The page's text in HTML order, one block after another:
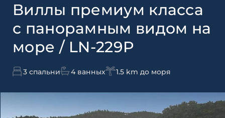
Виллы премиум класса
с панорамным видом на
море / LN-229P
3 спальни 4 ванных 1.5 km до моря
Согласен с
Я даю согласие на
рассылок